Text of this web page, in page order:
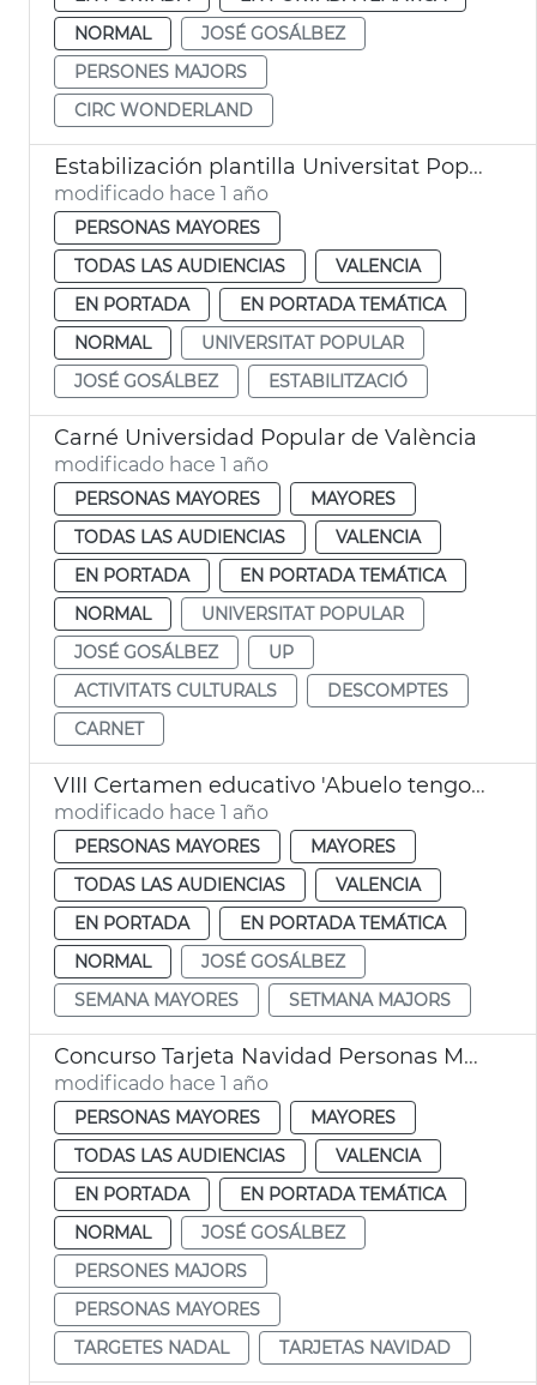
NORMAL
JOSÉ GOSÁLBEZ
PERSONES MAJORS
CIRC WONDERLAND
Estabilización plantilla Universitat Popular de València
modificado hace 1 año
PERSONAS MAYORES
TODAS LAS AUDIENCIAS
VALENCIA
EN PORTADA
EN PORTADA TEMÁTICA
NORMAL
UNIVERSITAT POPULAR
JOSÉ GOSÁLBEZ
ESTABILITZACIÓ
Carné Universidad Popular de València
modificado hace 1 año
PERSONAS MAYORES
MAYORES
TODAS LAS AUDIENCIAS
VALENCIA
EN PORTADA
EN PORTADA TEMÁTICA
NORMAL
UNIVERSITAT POPULAR
JOSÉ GOSÁLBEZ
UP
ACTIVITATS CULTURALS
DESCOMPTES
CARNET
VIII Certamen educativo 'Abuelo tengo algo que contarte'
modificado hace 1 año
PERSONAS MAYORES
MAYORES
TODAS LAS AUDIENCIAS
VALENCIA
EN PORTADA
EN PORTADA TEMÁTICA
NORMAL
JOSÉ GOSÁLBEZ
SEMANA MAYORES
SETMANA MAJORS
Concurso Tarjeta Navidad Personas Mayores València
modificado hace 1 año
PERSONAS MAYORES
MAYORES
TODAS LAS AUDIENCIAS
VALENCIA
EN PORTADA
EN PORTADA TEMÁTICA
NORMAL
JOSÉ GOSÁLBEZ
PERSONES MAJORS
PERSONAS MAYORES
TARGETES NADAL
TARJETAS NAVIDAD